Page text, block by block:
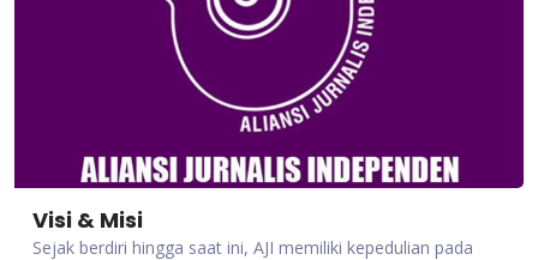
Visi & Misi
Sejak berdiri hingga saat ini, AJI memiliki kepedulian pada